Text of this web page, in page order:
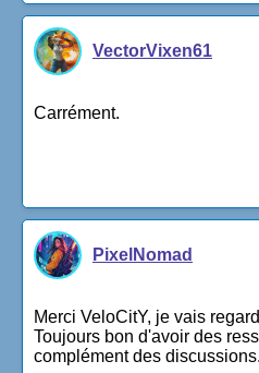
VectorVixen61
Carrément.
PixelNomad
Merci VeloCitY, je vais
Toujours bon d'avoir des
complément des discussions.